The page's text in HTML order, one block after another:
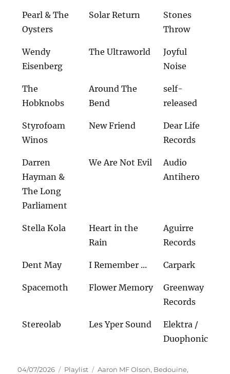
Pearl & The
Oysters
Solar Return
Stones
Throw
Wendy
Eisenberg
The Ultraworld
Joyful
Noise
The
Hobknobs
Around The
Bend
self-
released
Styrofoam
Winos
New Friend
Dear Life
Records
Darren
Hayman &
The Long
Parliament
We Are Not Evil
Audio
Antihero
Stella Kola
Heart in the
Rain
Aguirre
Records
Dent May I Remember ... Carpark
Spacemoth Flower Memory
Greenway
Records
Stereolab Les Yper Sound
Elektra /
Duophonic
Veröffentlicht
04/07/2026 Kategorien
Playlist Schlagwörter
Aaron MF Olson, Bedouine,